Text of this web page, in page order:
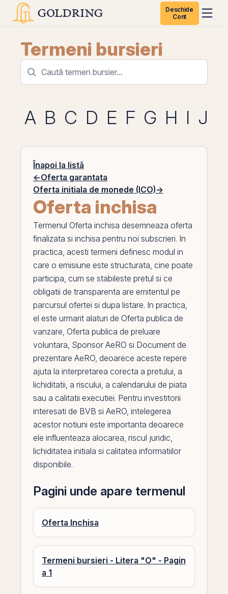
Deschide
Cont
Termeni bursieri
A B C D E F G H I J
Înapoi la listă
←Oferta garantata
Oferta initiala de monede (ICO)→
Oferta inchisa
Termenul Oferta inchisa desemneaza oferta
finalizata si inchisa pentru noi subscrieri. In
practica, acesti termeni definesc modul in
care o emisiune este structurata, cine poate
participa, cum se stabileste pretul si ce
obligatii de transparenta are emitentul pe
parcursul ofertei si dupa listare. In practica,
el este urmarit alaturi de Oferta publica de
vanzare, Oferta publica de preluare
voluntara, Sponsor AeRO si Document de
prezentare AeRO, deoarece aceste repere
ajuta la interpretarea corecta a pretului, a
lichiditatii, a riscului, a calendarului de piata
sau a calitatii executiei. Pentru investitorii
interesati de BVB si AeRO, intelegerea
acestor notiuni este importanta deoarece
ele influenteaza alocarea, riscul juridic,
lichiditatea initiala si calitatea informatiilor
disponibile.
Pagini unde apare termenul
Oferta Inchisa
Termeni bursieri - Litera "O" - Pagin
a 1